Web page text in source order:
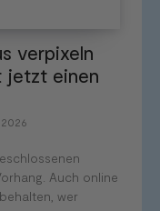
verpixeln
jetzt einen
Auch online
wer